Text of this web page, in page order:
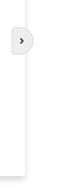
次のスライド